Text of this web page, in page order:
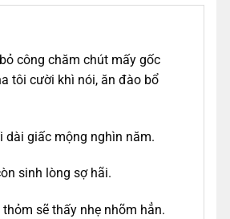
công chăm chút mấy gốc
tôi cười khì nói, ăn đào bổ
dài giấc mộng nghìn năm.
sinh lòng sợ hãi.
sẽ thấy nhẹ nhõm hẳn.